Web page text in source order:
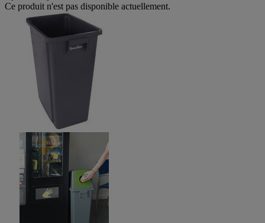
Ce produit n'est pas disponible actuellement.